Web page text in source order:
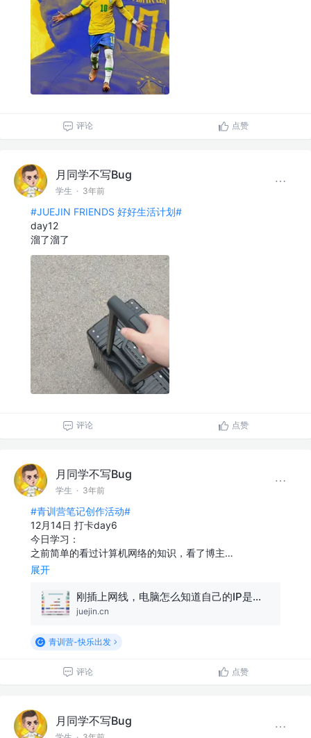
评论 点赞
月同学不写Bug
学生 · 3年前
#JUEJIN FRIENDS 好好生活计划#
day12
溜了溜了
评论 点赞
月同学不写Bug
学生 · 3年前
#青训营笔记创作活动#
12月14日 打卡day6
今日学习：
之前简单的看过计算机网络的知识，看了博主…
展开
刚插上网线，电脑怎么知道自己的IP是什么？
juejin.cn
青训营-快乐出发
评论 点赞
月同学不写Bug